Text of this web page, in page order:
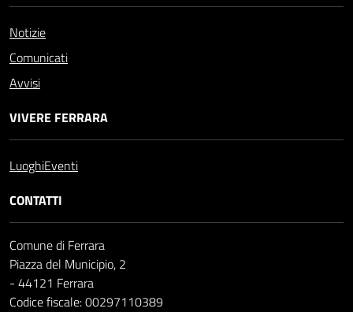
Notizie
Comunicati
Avvisi
VIVERE FERRARA
LuoghiEventi
CONTATTI
Comune di Ferrara
Piazza del Municipio, 2
- 44121 Ferrara
Codice fiscale: 00297110389